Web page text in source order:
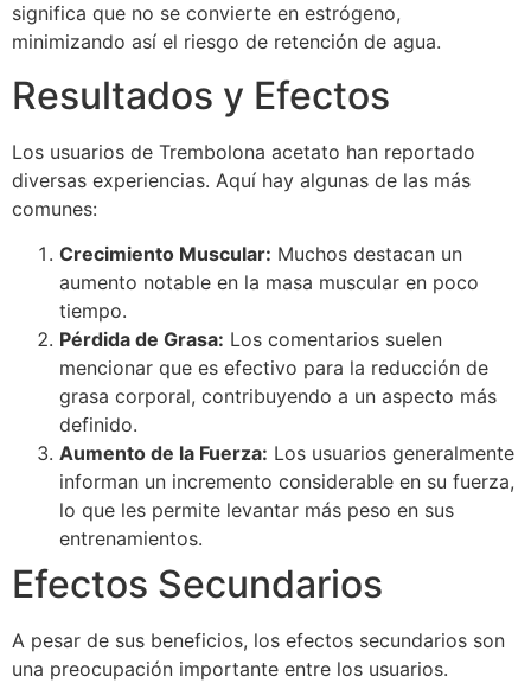
significa que no se convierte en estrógeno,
minimizando así el riesgo de retención de agua.
Resultados y Efectos
Los usuarios de Trembolona acetato han reportado
diversas experiencias. Aquí hay algunas de las más
comunes:
Crecimiento Muscular: Muchos destacan un
aumento notable en la masa muscular en poco
tiempo.
Pérdida de Grasa: Los comentarios suelen
mencionar que es efectivo para la reducción de
grasa corporal, contribuyendo a un aspecto más
definido.
Aumento de la Fuerza: Los usuarios generalmente
informan un incremento considerable en su fuerza,
lo que les permite levantar más peso en sus
entrenamientos.
Efectos Secundarios
A pesar de sus beneficios, los efectos secundarios son
una preocupación importante entre los usuarios.